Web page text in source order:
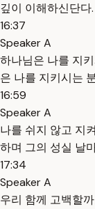
깊이 이해하신단다.
16:37
Speaker A
하나님은 나를 지
은 나를 지키시는
16:59
Speaker A
나를 쉬지 않고 지
하며 그의 성실 날
17:34
Speaker A
우리 함께 고백할